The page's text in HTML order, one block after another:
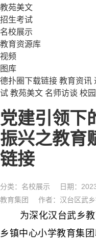
教苑美文
招生考试
名校展示
教育资源库
视频
图库
德扑圈下载链接 教育资讯
试 教苑美文 名师访谈 校
党建引领下
振兴之教育
链接
分类： 名校展示 日期：
教育集团
作者：汉台区武
为深化汉台武乡教
乡镇中心小学教育集